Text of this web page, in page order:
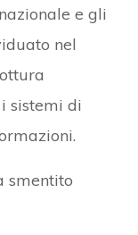
e gli
nel
sistemi di
smentito